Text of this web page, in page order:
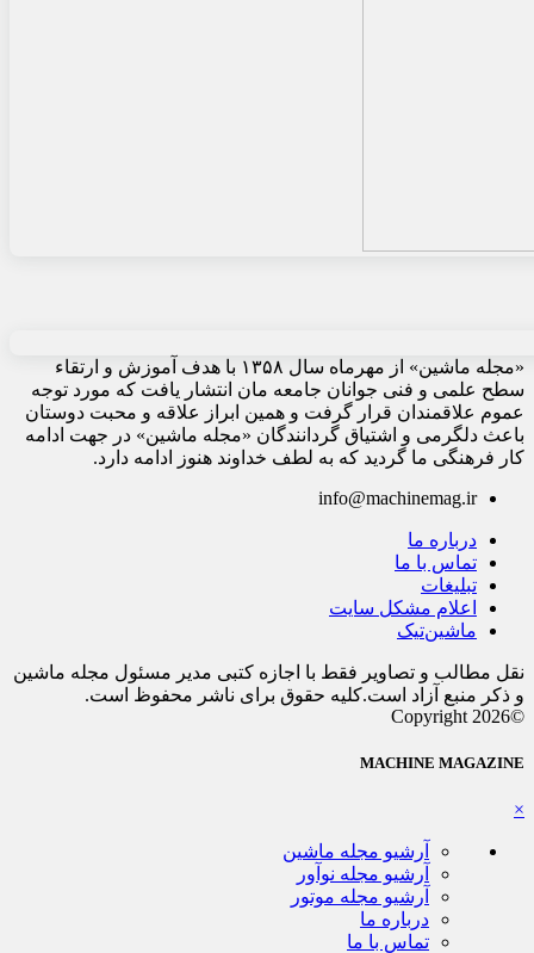
«مجله ماشین» از مهرماه سال ۱۳۵۸ با هدف آموزش و ارتقاء
سطح علمی و فنی جوانان جامعه مان انتشار یافت که مورد توجه
عموم علاقمندان قرار گرفت و همین ابراز علاقه و محبت دوستان
باعث دلگرمی و اشتیاق گردانندگان «مجله ماشین» در جهت ادامه
کار فرهنگی ما گردید که به لطف خداوند هنوز ادامه دارد.
info@machinemag.ir
درباره ما
تماس با ما
تبلیغات
اعلام مشکل سایت
ماشین‌تیک
نقل مطالب و تصاویر فقط با اجازه کتبی مدیر مسئول مجله ماشین
و ذکر منبع آزاد است.کلیه حقوق برای ناشر محفوظ است.
©Copyright 2026
MACHINE MAGAZINE
×
آرشیو مجله ماشین
آرشیو مجله نوآور
آرشیو مجله موتور
درباره ما
تماس با ما